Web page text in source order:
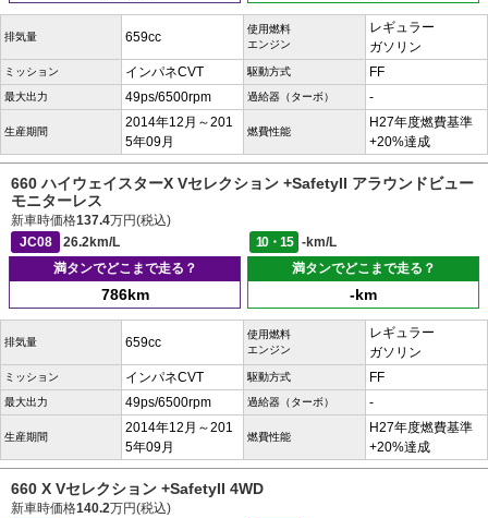
排気量 659cc
使用燃料
エンジン
レギュラー
ガソリン
ミッション インパネCVT 駆動方式 FF
最大出力 49ps/6500rpm 過給器（ターボ） -
生産期間
2014年12月～201
5年09月
燃費性能
H27年度燃費基準
+20%達成
660 ハイウェイスターX Vセレクション +SafetyII アラウンドビュー
モニターレス
新車時価格137.4万円(税込)
JC08
26.2km/L 10・15
-km/L
満タンでどこまで走る？
786km
満タンでどこまで走る？
-km
排気量 659cc
使用燃料
エンジン
レギュラー
ガソリン
ミッション インパネCVT 駆動方式 FF
最大出力 49ps/6500rpm 過給器（ターボ） -
生産期間
2014年12月～201
5年09月
燃費性能
H27年度燃費基準
+20%達成
660 X Vセレクション +SafetyII 4WD
新車時価格140.2万円(税込)